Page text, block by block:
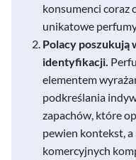
konsumenci coraz
unikatowe
Polacy poszukują
identyfikacji.
elementem
podkreślania
zapachów, które
pewien kontekst,
komercyjnych